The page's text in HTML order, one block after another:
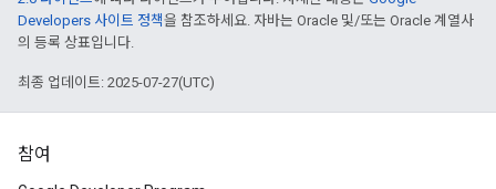
Developers 사이트 정책을 참조하세요. 자바는 Oracle 및/또는 Oracle 계열사
의 등록 상표입니다.
최종 업데이트: 2025-07-27(UTC)
참여